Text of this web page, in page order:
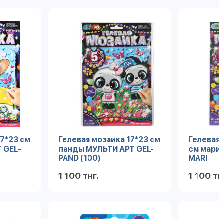
см
Гелевая мозаика 17*23 см
панды МУЛЬТИ АРТ GEL-
PAND (100)
1 100 тнг.
см
MARI
1 100